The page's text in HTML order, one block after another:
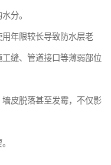
分。
年限较长导致防水层老
缝、管道接口等薄弱部位
皮脱落甚至发霉，不仅影